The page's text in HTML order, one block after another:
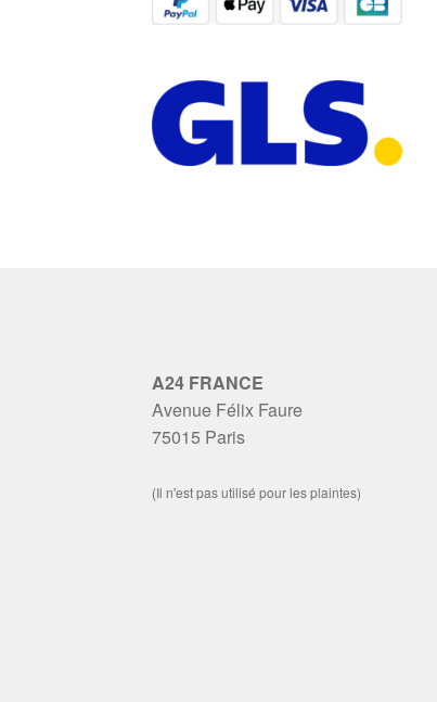
A24 FRANCE
Avenue Félix Faure
75015 Paris
(Il n'est pas utilisé pour les plaintes)